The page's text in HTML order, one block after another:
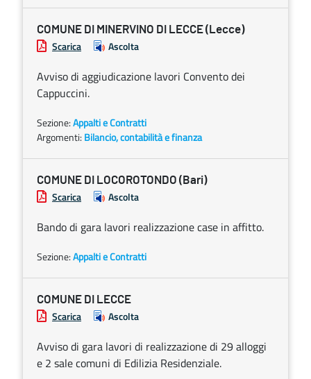
COMUNE DI MINERVINO DI LECCE (Lecce)
Scarica Ascolta
Avviso di aggiudicazione lavori Convento dei
Cappuccini.
Sezione:Appalti e Contratti
Argomenti: Bilancio, contabilità e finanza
COMUNE DI LOCOROTONDO (Bari)
Scarica Ascolta
Bando di gara lavori realizzazione case in affitto.
Sezione:Appalti e Contratti
COMUNE DI LECCE
Scarica Ascolta
Avviso di gara lavori di realizzazione di 29 alloggi
e 2 sale comuni di Edilizia Residenziale.